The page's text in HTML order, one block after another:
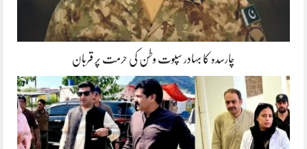
چارسدہ کا بہادر سپوت وطن کی حرمت پر قربان